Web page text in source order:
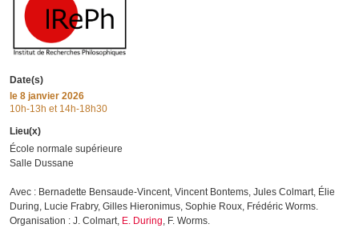
Date(s)
le 8 janvier 2026
10h-13h et 14h-18h30
Lieu(x)
École normale supérieure
Salle Dussane
Avec : Bernadette Bensaude-Vincent, Vincent Bontems, Jules Colmart, Élie
During, Lucie Frabry, Gilles Hieronimus, Sophie Roux, Frédéric Worms.
Organisation : J. Colmart, E. During, F. Worms.